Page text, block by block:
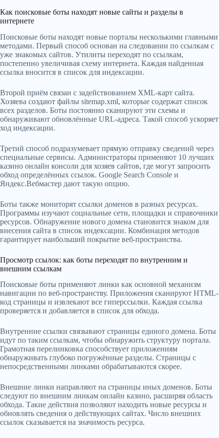
Как поисковые боты находят новые сайты и разделы в
интернете
Поисковые боты находят новые порталы несколькими главными
методами. Первый способ основан на следовании по ссылкам с
уже знакомых сайтов. Утилиты переходят по ссылкам,
постепенно увеличивая схему интернета. Каждая найденная
ссылка вносится в список для индексации.
Второй приём связан с задействованием XML-карт сайта.
Хозяева создают файлы sitemap.xml, которые содержат список
всех разделов. Боты постоянно сканируют эти схемы и
обнаруживают обновлённые URL-адреса. Такой способ ускоряет
ход индексации.
Третий способ подразумевает прямую отправку сведений через
специальные сервисы. Администраторы применяют 10 лучших
казино онлайн консоли для хозяев сайтов, где могут запросить
обход определённых ссылок. Google Search Console и
Яндекс.Вебмастер дают такую опцию.
Боты также мониторят ссылки доменов в разных ресурсах.
Программы изучают социальные сети, площадки и справочники
ресурсов. Обнаружение нового домена становится знаком для
внесения сайта в список индексации. Комбинация методов
гарантирует наибольший покрытие веб-пространства.
Просмотр ссылок: как боты переходят по внутренним и
внешним ссылкам
Поисковые боты применяют линки как основной механизм
навигации по веб-пространству. Приложения сканируют HTML-
код страницы и извлекают все гиперссылки. Каждая ссылка
проверяется и добавляется в список для обхода.
Внутренние ссылки связывают страницы единого домена. Боты
идут по таким ссылкам, чтобы обнаружить структуру портала.
Грамотная перелинковка способствует приложениям
обнаруживать глубоко погружённые разделы. Страницы с
непосредственными линками обрабатываются скорее.
Внешние линки направляют на страницы иных доменов. Боты
следуют по внешним линкам онлайн казино, расширяя область
обхода. Такие действия позволяют находить новые ресурсы и
обновлять сведения о действующих сайтах. Число внешних
ссылок сказывается на значимость ресурса.